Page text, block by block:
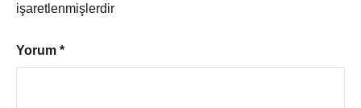
işaretlenmişlerdir
Yorum *